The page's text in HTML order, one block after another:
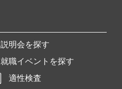
説明会を探す
就職イベントを探す
適性検査